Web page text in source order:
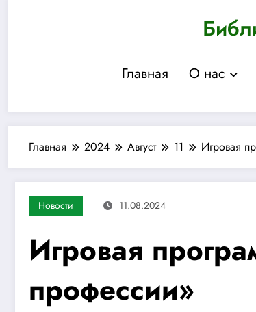
Главная О нас
Главная 2024 Август 11 Игровая
Новости 11.08.2024
Игровая
профессии»